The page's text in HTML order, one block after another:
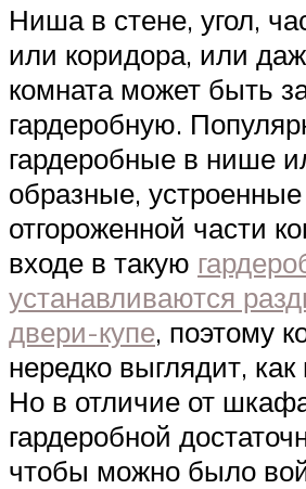
Ниша в стене, угол,
или коридора, или
комната может быть
гардеробную.
гардеробные в нише
образные,
отгороженной части
входе в такую
устанавливаются
двери-купе, поэтому
нередко выглядит,
Но в отличие от
гардеробной
чтобы можно было